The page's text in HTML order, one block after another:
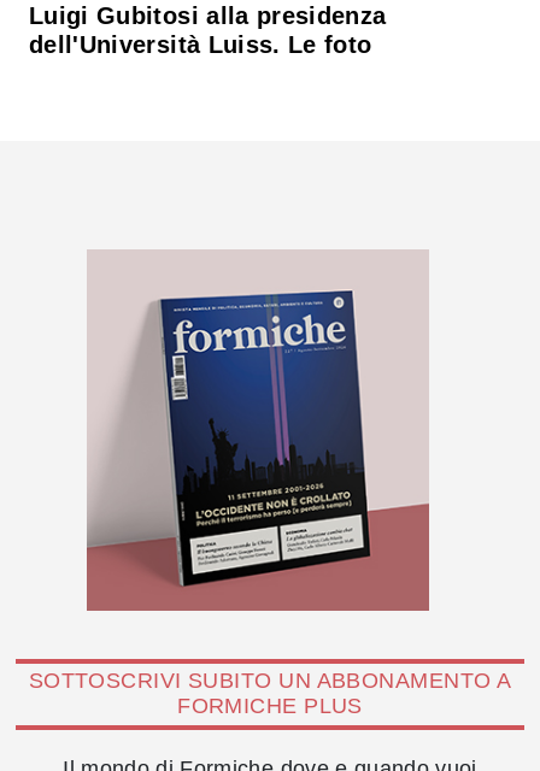
Luigi Gubitosi alla presidenza
dell'Università Luiss. Le foto
SOTTOSCRIVI SUBITO UN ABBONAMENTO A
FORMICHE PLUS